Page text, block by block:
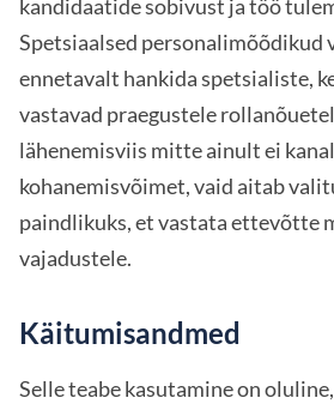
kandidaatide sobivust ja töö
Spetsiaalsed personalimõõdikud
ennetavalt hankida spetsialiste,
vastavad praegustele
lähenemisviis mitte ainult ei
kohanemisvõimet, vaid aitab
paindlikuks, et vastata ettevõtte
vajadustele.
Käitumisandmed
Selle teabe kasutamine on